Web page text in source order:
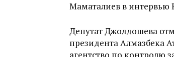
Маматалиев в интервью
Депутат Джолдошева
президента Алмазбека